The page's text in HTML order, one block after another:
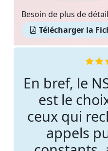
Besoin de plus de
Télécharger la
En bref, le
est le
ceux qui
appels